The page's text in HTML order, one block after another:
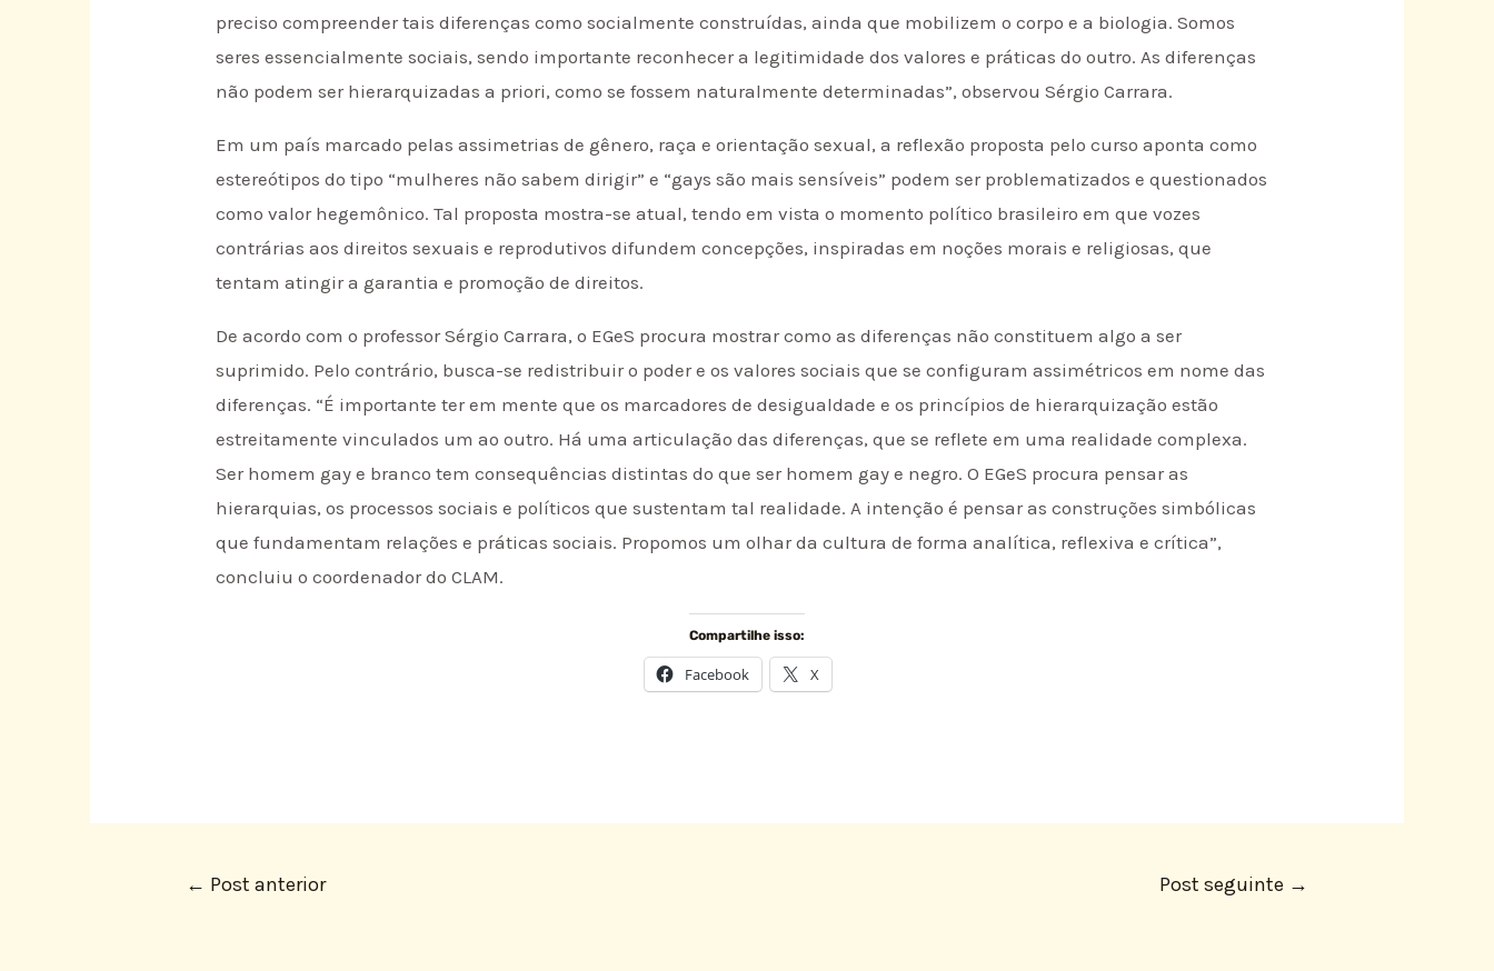
preciso compreender tais diferenças como socialmente construídas, ainda que mobilizem o corpo e a biologia. Somos
seres essencialmente sociais, sendo importante reconhecer a legitimidade dos valores e práticas do outro. As diferenças
não podem ser hierarquizadas a priori, como se fossem naturalmente determinadas”, observou Sérgio Carrara.
Em um país marcado pelas assimetrias de gênero, raça e orientação sexual, a reflexão proposta pelo curso aponta como
estereótipos do tipo “mulheres não sabem dirigir” e “gays são mais sensíveis” podem ser problematizados e questionados
como valor hegemônico. Tal proposta mostra-se atual, tendo em vista o momento político brasileiro em que vozes
contrárias aos direitos sexuais e reprodutivos difundem concepções, inspiradas em noções morais e religiosas, que
tentam atingir a garantia e promoção de direitos.
De acordo com o professor Sérgio Carrara, o EGeS procura mostrar como as diferenças não constituem algo a ser
suprimido. Pelo contrário, busca-se redistribuir o poder e os valores sociais que se configuram assimétricos em nome das
diferenças. “É importante ter em mente que os marcadores de desigualdade e os princípios de hierarquização estão
estreitamente vinculados um ao outro. Há uma articulação das diferenças, que se reflete em uma realidade complexa.
Ser homem gay e branco tem consequências distintas do que ser homem gay e negro. O EGeS procura pensar as
hierarquias, os processos sociais e políticos que sustentam tal realidade. A intenção é pensar as construções simbólicas
que fundamentam relações e práticas sociais. Propomos um olhar da cultura de forma analítica, reflexiva e crítica”,
concluiu o coordenador do CLAM.
Compartilhe isso:
Facebook X
← Post anterior Post seguinte →